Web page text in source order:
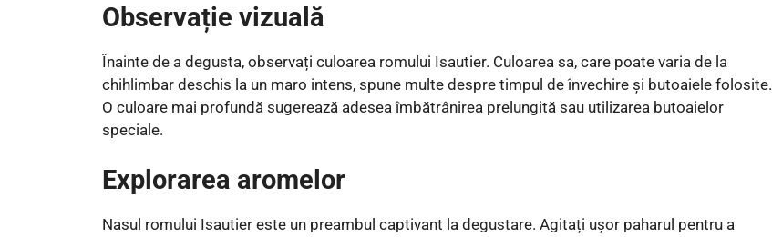
Observație vizuală
Înainte de a degusta, observați culoarea romului Isautier. Culoarea sa, care poate varia de la
chihlimbar deschis la un maro intens, spune multe despre timpul de învechire și butoaiele folosite.
O culoare mai profundă sugerează adesea îmbătrânirea prelungită sau utilizarea butoaielor
speciale.
Explorarea aromelor
Nasul romului Isautier este un preambul captivant la degustare. Agitați ușor paharul pentru a